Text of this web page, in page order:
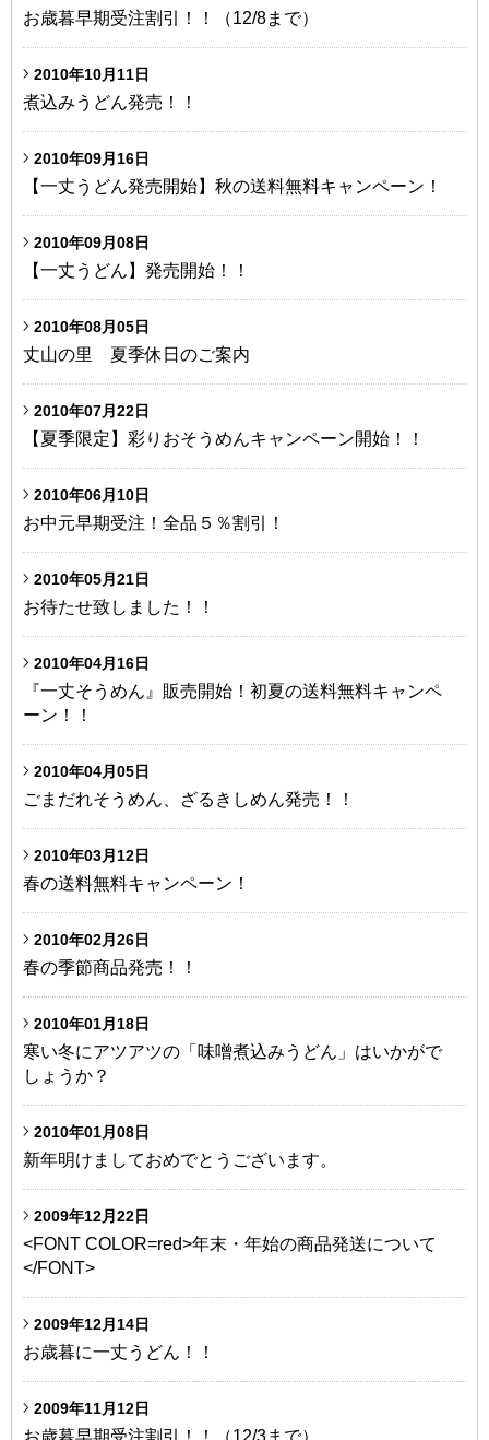
お歳暮早期受注割引！！（12/8まで）
2010年10月11日
煮込みうどん発売！！
2010年09月16日
【一丈うどん発売開始】秋の送料無料キャンペーン！
2010年09月08日
【一丈うどん】発売開始！！
2010年08月05日
丈山の里 夏季休日のご案内
2010年07月22日
【夏季限定】彩りおそうめんキャンペーン開始！！
2010年06月10日
お中元早期受注！全品５％割引！
2010年05月21日
お待たせ致しました！！
2010年04月16日
『一丈そうめん』販売開始！初夏の送料無料キャンペ
ーン！！
2010年04月05日
ごまだれそうめん、ざるきしめん発売！！
2010年03月12日
春の送料無料キャンペーン！
2010年02月26日
春の季節商品発売！！
2010年01月18日
寒い冬にアツアツの「味噌煮込みうどん」はいかがで
しょうか？
2010年01月08日
新年明けましておめでとうございます。
2009年12月22日
<FONT COLOR=red>年末・年始の商品発送について
</FONT>
2009年12月14日
お歳暮に一丈うどん！！
2009年11月12日
お歳暮早期受注割引！！（12/3まで）